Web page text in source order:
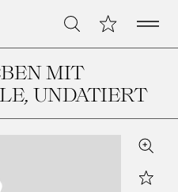
Suche Meine Open
MIT
, UNDATIERT
Zoom
Star